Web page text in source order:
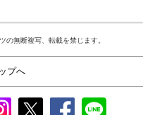
の無断複写、転載を禁じます。
プへ